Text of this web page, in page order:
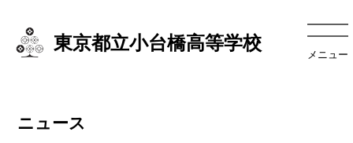
東京都立小台橋高等学校
メニュー
ニュース